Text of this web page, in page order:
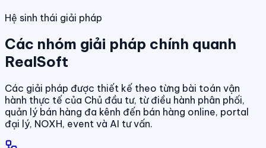
Hệ sinh thái giải pháp
Các nhóm giải pháp chính quanh
RealSoft
Các giải pháp được thiết kế theo từng bài toán vận
hành thực tế của Chủ đầu tư, từ điều hành phân phối,
quản lý bán hàng đa kênh đến bán hàng online, portal
đại lý, NOXH, event và AI tư vấn.